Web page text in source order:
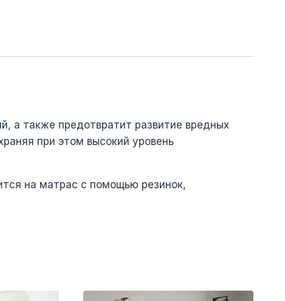
а также предотвратит развитие вредных
при этом высокий уровень
на матрас с помощью резинок,